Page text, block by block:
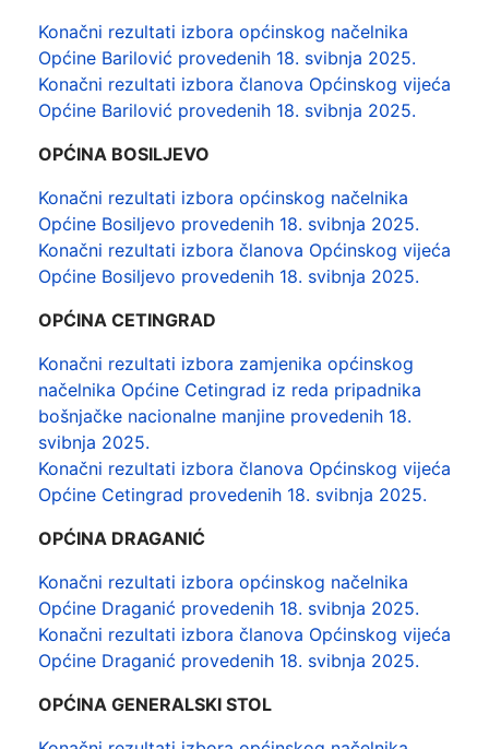
Konačni rezultati izbora općinskog načelnika
Općine Barilović provedenih 18. svibnja 2025.
Konačni rezultati izbora članova Općinskog vijeća
Općine Barilović provedenih 18. svibnja 2025.
OPĆINA BOSILJEVO
Konačni rezultati izbora općinskog načelnika
Općine Bosiljevo provedenih 18. svibnja 2025.
Konačni rezultati izbora članova Općinskog vijeća
Općine Bosiljevo provedenih 18. svibnja 2025.
OPĆINA CETINGRAD
Konačni rezultati izbora zamjenika općinskog
načelnika Općine Cetingrad iz reda pripadnika
bošnjačke nacionalne manjine provedenih 18.
svibnja 2025.
Konačni rezultati izbora članova Općinskog vijeća
Općine Cetingrad provedenih 18. svibnja 2025.
OPĆINA DRAGANIĆ
Konačni rezultati izbora općinskog načelnika
Općine Draganić provedenih 18. svibnja 2025.
Konačni rezultati izbora članova Općinskog vijeća
Općine Draganić provedenih 18. svibnja 2025.
OPĆINA GENERALSKI STOL